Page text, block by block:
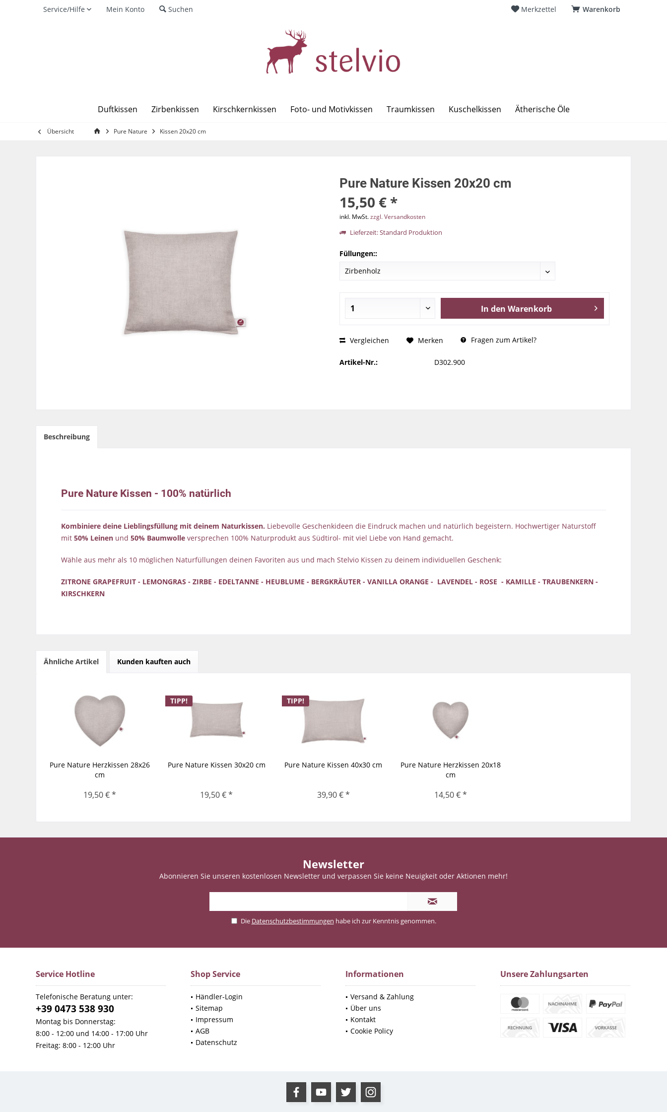
Warenkorb
Merkzettel
Service/Hilfe Mein Konto Suchen
Duftkissen Zirbenkissen Kirschkernkissen Foto- und Motivkissen Traumkissen Kuschelkissen Ätherische Öle
Übersicht Pure Nature Kissen 20x20 cm
Pure Nature Kissen 20x20 cm
15,50 € *
inkl. MwSt.zzgl. Versandkosten
Lieferzeit: Standard Produktion
Füllungen::
In den Warenkorb
Vergleichen Merken Fragen zum Artikel?
Artikel-Nr.: D302.900
Beschreibung
Pure Nature Kissen - 100% natürlich
Kombiniere deine Lieblingsfüllung mit deinem Naturkissen. Liebevolle Geschenkideen die Eindruck machen und natürlich begeistern. Hochwertiger Naturstoff
mit 50% Leinen und 50% Baumwolle versprechen 100% Naturprodukt aus Südtirol- mit viel Liebe von Hand gemacht.
Wähle aus mehr als 10 möglichen Naturfüllungen deinen Favoriten aus und mach Stelvio Kissen zu deinem individuellen Geschenk:
ZITRONE GRAPEFRUIT - LEMONGRAS - ZIRBE - EDELTANNE - HEUBLUME - BERGKRÄUTER - VANILLA ORANGE - LAVENDEL - ROSE - KAMILLE - TRAUBENKERN -
KIRSCHKERN
Ähnliche Artikel Kunden kauften auch
Pure Nature Herzkissen 28x26
cm
19,50 € *
TIPP!
Pure Nature Kissen 30x20 cm
19,50 € *
TIPP!
Pure Nature Kissen 40x30 cm
39,90 € *
Pure Nature Herzkissen 20x18
cm
14,50 € *
Newsletter
Abonnieren Sie unseren kostenlosen Newsletter und verpassen Sie keine Neuigkeit oder Aktionen mehr!
Die Datenschutzbestimmungen habe ich zur Kenntnis genommen.
Service Hotline
Telefonische Beratung unter:
+39 0473 538 930
Montag bis Donnerstag:
8:00 - 12:00 und 14:00 - 17:00 Uhr
Freitag: 8:00 - 12:00 Uhr
Shop Service
Händler-Login
Sitemap
Impressum
AGB
Datenschutz
Informationen
Versand & Zahlung
Über uns
Kontakt
Cookie Policy
Unsere Zahlungsarten